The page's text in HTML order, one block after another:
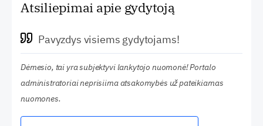
Atsiliepimai apie gydytoją
Pavyzdys visiems gydytojams!
Dėmesio, tai yra subjektyvi lankytojo nuomonė! Portalo
administratoriai neprisiima atsakomybės už pateikiamas
nuomones.